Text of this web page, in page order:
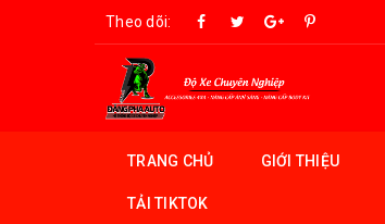
Theo dõi:
TRANG CHỦ GIỚI THIỆU
TẢI TIKTOK